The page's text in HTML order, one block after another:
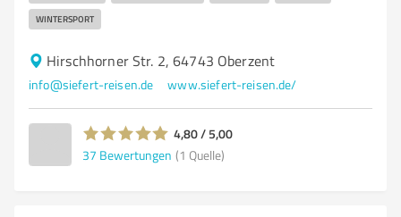
WINTERSPORT
Hirschhorner Str. 2, 64743 Oberzent
info@siefert-reisen.de www.siefert-reisen.de/
4,80 / 5,00
37 Bewertungen (1 Quelle)